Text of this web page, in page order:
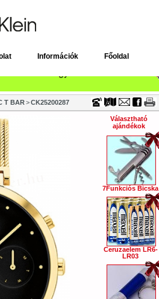
Információk Főoldal
T BAR > CK25200287
Választható
ajándékok
7Funkciós Bicska
Ceruzaelem LR6-
LR03